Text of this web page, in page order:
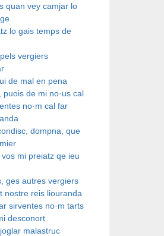
quan vey camjar lo
lo gais temps de
vergiers
de mal en pena
puois de mi no·us cal
no·m cal far
dompna, que
mi preiatz qe ieu
ges autres vergiers
nostre reis liouranda
sirventes no·m tarts
desconort
malastruc